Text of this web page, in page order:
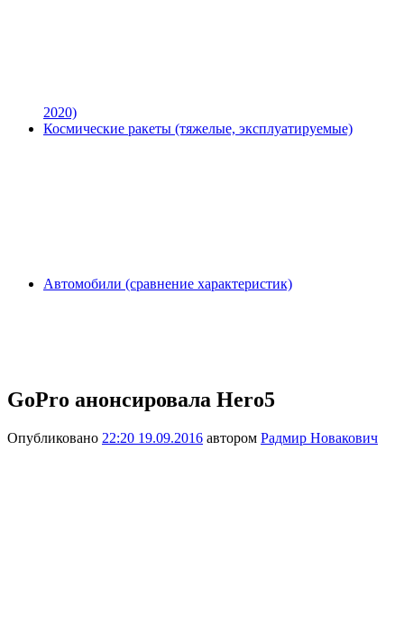
2020)
Космические ракеты (тяжелые, эксплуатируемые)
Автомобили (сравнение характеристик)
GoPro анонсировала Hero5
Опубликовано 22:20 19.09.2016 автором Радмир Новакович